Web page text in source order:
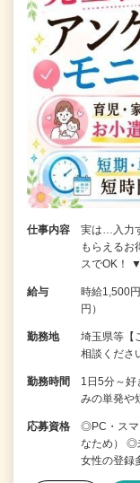
仕事内容
実は…入力
もらえるお
スでOK！
給与
時給1,500
円）
勤務地
埼玉県等【
相談くださ
勤務時間
1日5分～
みの単発や
応募資格
◎PC・スマ
なため） ◎
女性の登